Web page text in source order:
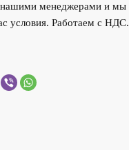
нашими менеджерами и мы
условия. Работаем с НДС.